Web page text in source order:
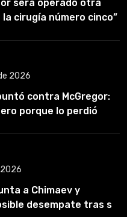
será operado otra
la cirugía número cinco”
2026
contra McGregor:
porque lo perdió
2026
a Chimaev y
desempate tras su